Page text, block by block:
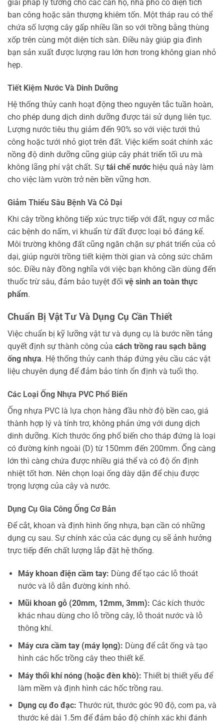
giải pháp lý tưởng cho các căn hộ, nhà phố có diện tích
ban công hoặc sân thượng khiêm tốn. Một tháp rau có thể
chứa số lượng cây gấp nhiều lần so với trồng bằng thùng
xốp trên cùng một diện tích sàn. Điều này giúp gia đình
bạn sản xuất được lượng rau lớn hơn trong không gian nhỏ
hẹp.
Tiết Kiệm Nước Và Dinh Dưỡng
Hệ thống thủy canh hoạt động theo nguyên tắc tuần hoàn,
cho phép dung dịch dinh dưỡng được tái sử dụng liên tục.
Lượng nước tiêu thụ giảm đến 90% so với việc tưới thủ
công hoặc tưới nhỏ giọt trên đất. Việc kiểm soát chính xác
nồng độ dinh dưỡng cũng giúp cây phát triển tối ưu mà
không lãng phí vật chất. Sự tái chế nước hiệu quả này làm
cho việc làm vườn trở nên bền vững hơn.
Giảm Thiểu Sâu Bệnh Và Cỏ Dại
Khi cây trồng không tiếp xúc trực tiếp với đất, nguy cơ mắc
các bệnh do nấm, vi khuẩn từ đất được loại bỏ đáng kể.
Môi trường không đất cũng ngăn chặn sự phát triển của cỏ
dại, giúp người trồng tiết kiệm thời gian và công sức chăm
sóc. Điều này đồng nghĩa với việc bạn không cần dùng đến
thuốc trừ sâu, đảm bảo tuyệt đối vệ sinh an toàn thực
phẩm.
Chuẩn Bị Vật Tư Và Dụng Cụ Cần Thiết
Việc chuẩn bị kỹ lưỡng vật tư và dụng cụ là bước nền tảng
quyết định sự thành công của cách trồng rau sạch bằng
ống nhựa. Hệ thống thủy canh tháp đứng yêu cầu các vật
liệu chuyên dụng để đảm bảo tính ổn định và tuổi thọ.
Các Loại Ống Nhựa PVC Phổ Biến
Ống nhựa PVC là lựa chọn hàng đầu nhờ độ bền cao, giá
thành hợp lý và tính trơ, không phản ứng với dung dịch
dinh dưỡng. Kích thước ống phổ biến cho tháp đứng là loại
có đường kính ngoài (D) từ 150mm đến 200mm. Ống càng
lớn thì càng chứa được nhiều giá thể và có độ ổn định
nhiệt tốt hơn. Nên chọn loại ống dày dặn để chịu được
trọng lượng của cây và nước.
Dụng Cụ Gia Công Ống Cơ Bản
Để cắt, khoan và định hình ống nhựa, bạn cần có những
dụng cụ sau. Sự chính xác của các dụng cụ sẽ ảnh hưởng
trực tiếp đến chất lượng lắp đặt hệ thống.
Máy khoan điện cầm tay: Dùng để tạo các lỗ thoát
nước và lỗ dẫn đường kính nhỏ.
Mũi khoan gỗ (20mm, 12mm, 3mm): Các kích thước
khác nhau dùng cho lỗ trồng cây, lỗ thoát nước và lỗ
thông khí.
Máy cưa cầm tay (máy lọng): Dùng để cắt ống và tạo
hình các hốc trồng cây theo thiết kế.
Máy thổi khí nóng (hoặc đèn khò): Thiết bị thiết yếu để
làm mềm và định hình các hốc trồng rau.
Dụng cụ đo đạc: Thước rút, thước góc 90 độ, com pa, và
thước kẻ dài 1.5m để đảm bảo độ chính xác khi đánh